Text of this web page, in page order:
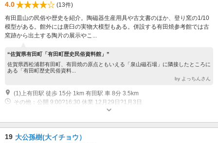
4.0
(13件)
有田皿山の民俗や歴史を紹介。陶磁器生産用具や古文書のほか、登り窯の1/10
模型がある。館外には唐臼の実物大模型もある。併設する有田焼参考館では古
窯跡から出土する陶片の展示やこ...
“佐賀県有田町「有田町歴史民俗資料館」”
佐賀県西松浦郡有田町、有田焼の原点ともいえる「泉山磁石場」に隣接したところに
ある「有田町歴史民俗資料...
by よっちんさん
(1)上有田駅 徒歩 15分 1km 有田駅 車 8分 3.5km
その他：公開 9:00?16:30 休業 12月29日?1月3日
19 大公孫樹(大イチョウ）